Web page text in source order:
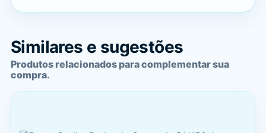
Similares e sugestões
Produtos relacionados para complementar sua
compra.